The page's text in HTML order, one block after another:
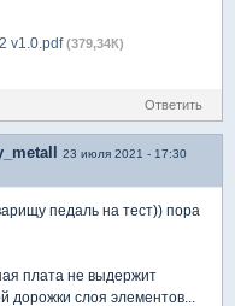
v1.0.pdf (379,34К)
Ответить
23 июля 2021 - 17:30
педаль на тест)) пора
плата не выдержит
дорожки слоя элементов...